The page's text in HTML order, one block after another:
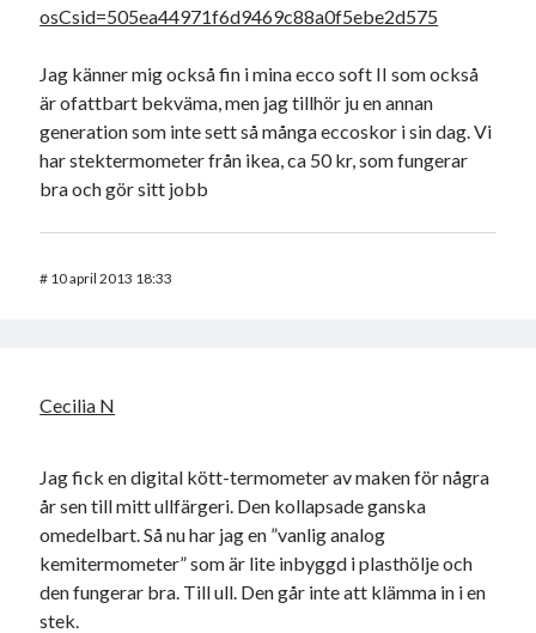
osCsid=505ea44971f6d9469c88a0f5ebe2d575
Jag känner mig också fin i mina ecco soft II som också
är ofattbart bekväma, men jag tillhör ju en annan
generation som inte sett så många eccoskor i sin dag. Vi
har stektermometer från ikea, ca 50 kr, som fungerar
bra och gör sitt jobb
# 10 april 2013 18:33
Cecilia N
Jag fick en digital kött-termometer av maken för några
år sen till mitt ullfärgeri. Den kollapsade ganska
omedelbart. Så nu har jag en ”vanlig analog
kemitermometer” som är lite inbyggd i plasthölje och
den fungerar bra. Till ull. Den går inte att klämma in i en
stek.